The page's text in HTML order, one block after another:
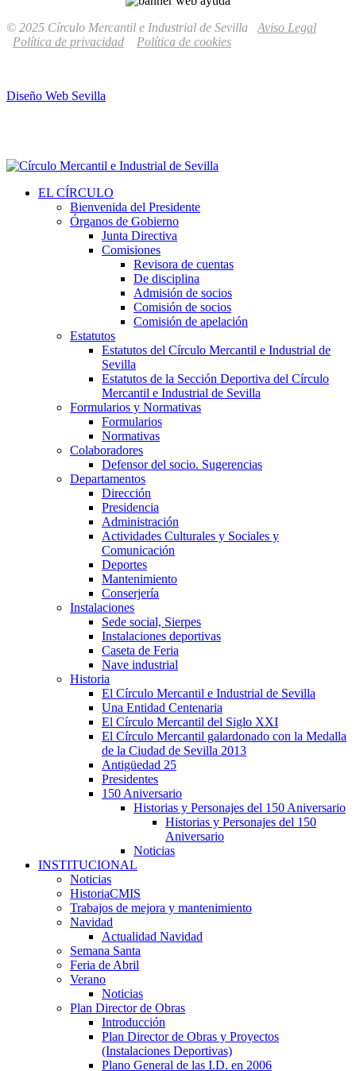
© 2025 Círculo Mercantil e Industrial de Sevilla Aviso Legal
Política de privacidad
Política de cookies
Diseño Web Sevilla
EL CÍRCULO
Bienvenida del Presidente
Órganos de Gobierno
Junta Directiva
Comisiones
Revisora de cuentas
De disciplina
Admisión de socios
Comisión de socios
Comisión de apelación
Estatutos
Estatutos del Círculo Mercantil e Industrial de
Sevilla
Estatutos de la Sección Deportiva del Círculo
Mercantil e Industrial de Sevilla
Formularios y Normativas
Formularios
Normativas
Colaboradores
Defensor del socio. Sugerencias
Departamentos
Dirección
Presidencia
Administración
Actividades Culturales y Sociales y
Comunicación
Deportes
Mantenimiento
Conserjería
Instalaciones
Sede social, Sierpes
Instalaciones deportivas
Caseta de Feria
Nave industrial
Historia
El Círculo Mercantil e Industrial de Sevilla
Una Entidad Centenaria
El Círculo Mercantil del Siglo XXI
El Círculo Mercantil galardonado con la Medalla
de la Ciudad de Sevilla 2013
Antigüedad 25
Presidentes
150 Aniversario
Historias y Personajes del 150 Aniversario
Historias y Personajes del 150
Aniversario
Noticias
INSTITUCIONAL
Noticias
HistoriaCMIS
Trabajos de mejora y mantenimiento
Navidad
Actualidad Navidad
Semana Santa
Feria de Abril
Verano
Noticias
Plan Director de Obras
Introducción
Plan Director de Obras y Proyectos
(Instalaciones Deportivas)
Plano General de las I.D. en 2006